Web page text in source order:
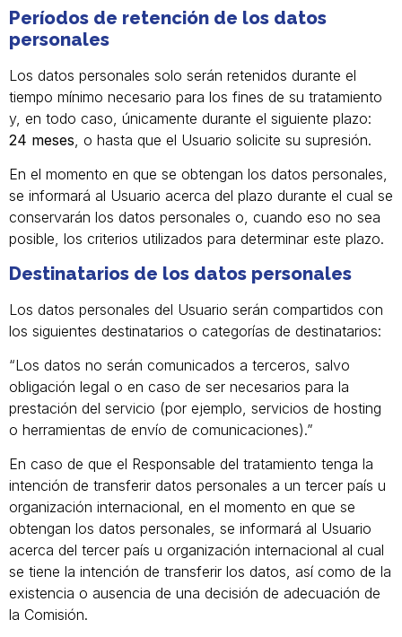
Períodos de retención de los datos
personales
Los datos personales solo serán retenidos durante el
tiempo mínimo necesario para los fines de su tratamiento
y, en todo caso, únicamente durante el siguiente plazo:
24 meses , o hasta que el Usuario solicite su supresión.
En el momento en que se obtengan los datos personales,
se informará al Usuario acerca del plazo durante el cual se
conservarán los datos personales o, cuando eso no sea
posible, los criterios utilizados para determinar este plazo.
Destinatarios de los datos personales
Los datos personales del Usuario serán compartidos con
los siguientes destinatarios o categorías de destinatarios:
“Los datos no serán comunicados a terceros, salvo
obligación legal o en caso de ser necesarios para la
prestación del servicio (por ejemplo, servicios de hosting
o herramientas de envío de comunicaciones).”
En caso de que el Responsable del tratamiento tenga la
intención de transferir datos personales a un tercer país u
organización internacional, en el momento en que se
obtengan los datos personales, se informará al Usuario
acerca del tercer país u organización internacional al cual
se tiene la intención de transferir los datos, así como de la
existencia o ausencia de una decisión de adecuación de
la Comisión.